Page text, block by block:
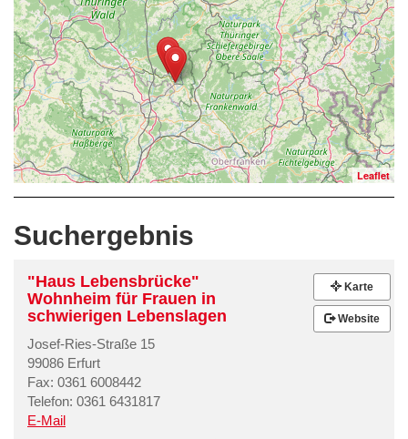
Leaflet
Suchergebnis
"Haus Lebensbrücke"
Wohnheim für Frauen in
schwierigen Lebenslagen
Josef-Ries-Straße 15
99086 Erfurt
Fax: 0361 6008442
Telefon: 0361 6431817
E-Mail
Karte
Website